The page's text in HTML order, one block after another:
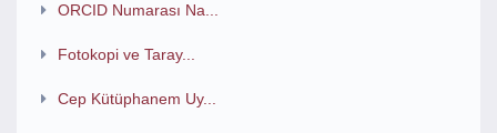
ORCID Numarası Na...
Fotokopi ve Taray...
Cep Kütüphanem Uy...